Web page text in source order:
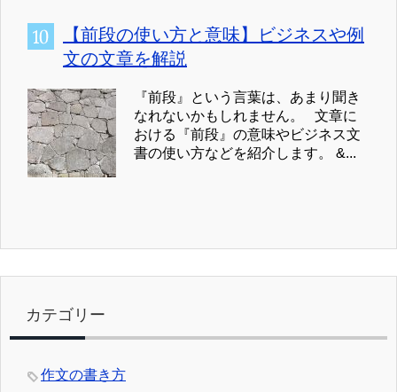
【前段の使い方と意味】ビジネスや例
文の文章を解説
『前段』という言葉は、あまり聞き
なれないかもしれません。 文章に
おける『前段』の意味やビジネス文
書の使い方などを紹介します。 &...
カテゴリー
作文の書き方